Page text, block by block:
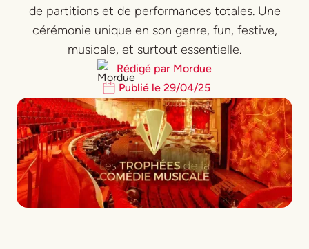
de partitions et de performances totales. Une
cérémonie unique en son genre, fun, festive,
musicale, et surtout essentielle.
Rédigé par Mordue
Publié le 29/04/25